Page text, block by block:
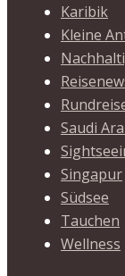
Karibik
Kleine
Saudi
Singapur
Südsee
Tauchen
Wellness